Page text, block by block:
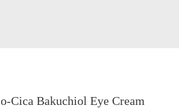
Cica Bakuchiol Eye Cream